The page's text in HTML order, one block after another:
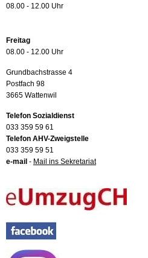
08.00 - 12.00 Uhr
Freitag
08.00 - 12.00 Uhr
Grundbachstrasse 4
Postfach 98
3665 Wattenwil
Telefon Sozialdienst
033 359 59 61
Telefon AHV-Zweigstelle
033 359 59 51
e-mail - Mail ins Sekretariat